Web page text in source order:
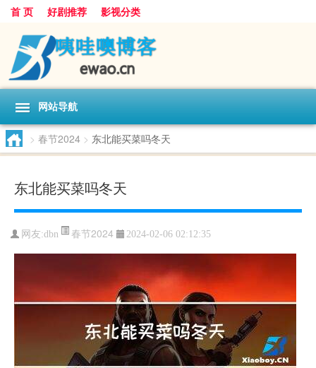
首 页 好剧推荐 影视分类
网站导航
> 春节2024 > 东北能买菜吗冬天
东北能买菜吗冬天
网友:dbn 春节2024 2024-02-06 02:12:35